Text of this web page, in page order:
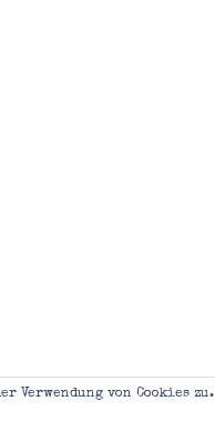
Verwendung von Cookies zu.